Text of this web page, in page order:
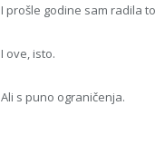
I prošle godine sam radila
I ove, isto.
Ali s puno ograničenja.